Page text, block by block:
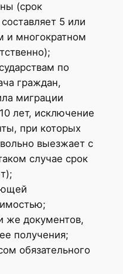
(срок
5 или
и многократном
по
граждан,
миграции
лет, исключение
при которых
выезжает с
случае срок
же документов,
получения;
обязательного